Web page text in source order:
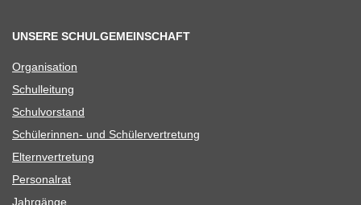
UNSERE SCHULGEMEINSCHAFT
Orga­ni­sa­tion
Schul­lei­tung
Schul­vor­stand
Schü­le­rin­nen- und Schülervertretung
Eltern­ver­tre­tung
Per­so­nal­rat
Jahr­gänge